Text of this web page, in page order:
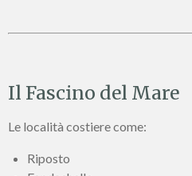
Il Fascino del Mare
Le località costiere come:
Riposto